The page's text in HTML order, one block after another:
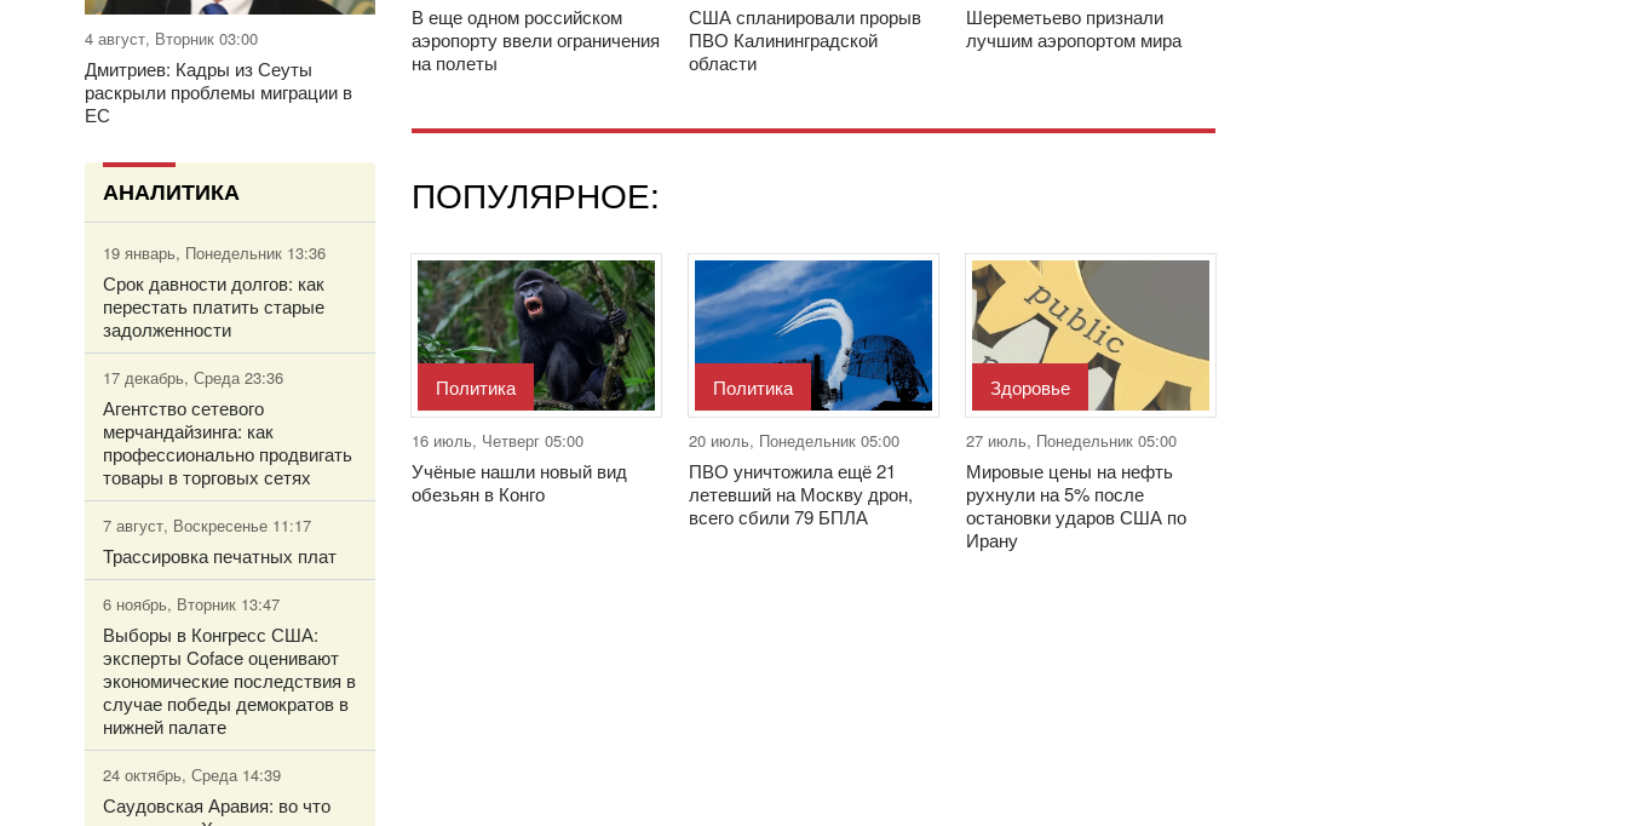
4 август, Вторник 03:00
Дмитриев: Кадры из Сеуты
раскрыли проблемы миграции в
ЕС
АНАЛИТИКА
19 январь, Понедельник 13:36
Срок давности долгов: как
перестать платить старые
задолженности
17 декабрь, Среда 23:36
Агентство сетевого
мерчандайзинга: как
профессионально продвигать
товары в торговых сетях
7 август, Воскресенье 11:17
Трассировка печатных плат
6 ноябрь, Вторник 13:47
Выборы в Конгресс США:
эксперты Coface оценивают
экономические последствия в
случае победы демократов в
нижней палате
24 октябрь, Среда 14:39
Саудовская Аравия: во что
В еще одном российском
аэропорту ввели ограничения
на полеты
США спланировали прорыв
ПВО Калининградской
области
Шереметьево признали
лучшим аэропортом мира
ПОПУЛЯРНОЕ:
Политика
16 июль, Четверг 05:00
Учёные нашли новый вид
обезьян в Конго
Политика
20 июль, Понедельник 05:00
ПВО уничтожила ещё 21
летевший на Москву дрон,
всего сбили 79 БПЛА
Здоровье
27 июль, Понедельник 05:00
Мировые цены на нефть
рухнули на 5% после
остановки ударов США по
Ирану